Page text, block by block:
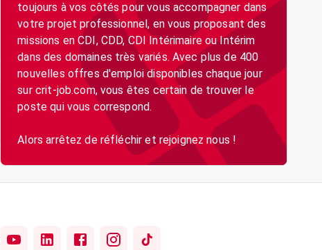
toujours à vos côtés pour vous accompagner dans
votre projet professionnel, en vous proposant des
missions en CDI, CDD, CDI Intérimaire ou Intérim
dans des domaines très variés. Avec plus de 400
nouvelles offres d'emploi disponibles chaque jour
sur crit-job.com, vous êtes certain de trouver le
poste qui vous correspond.
Alors arrêtez de réfléchir et rejoignez nous !